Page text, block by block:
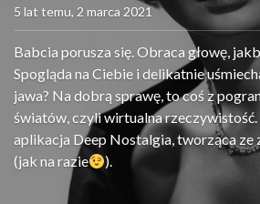
5 lat temu, 2 marca 2021
Babcia porusza się. Obraca głowę,
Spogląda na Ciebie i delikatnie
jawa? Na dobrą sprawę, to coś z
światów, czyli wirtualna
aplikacja Deep Nostalgia, tworząca ze
(jak na razie
).